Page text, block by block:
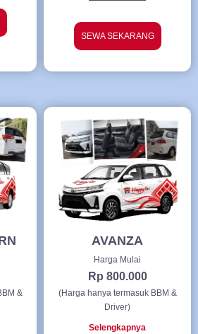
SEWA SEKARANG
&
AVANZA
Harga Mulai
Rp 800.000
(Harga hanya termasuk BBM &
Driver)
Selengkapnya